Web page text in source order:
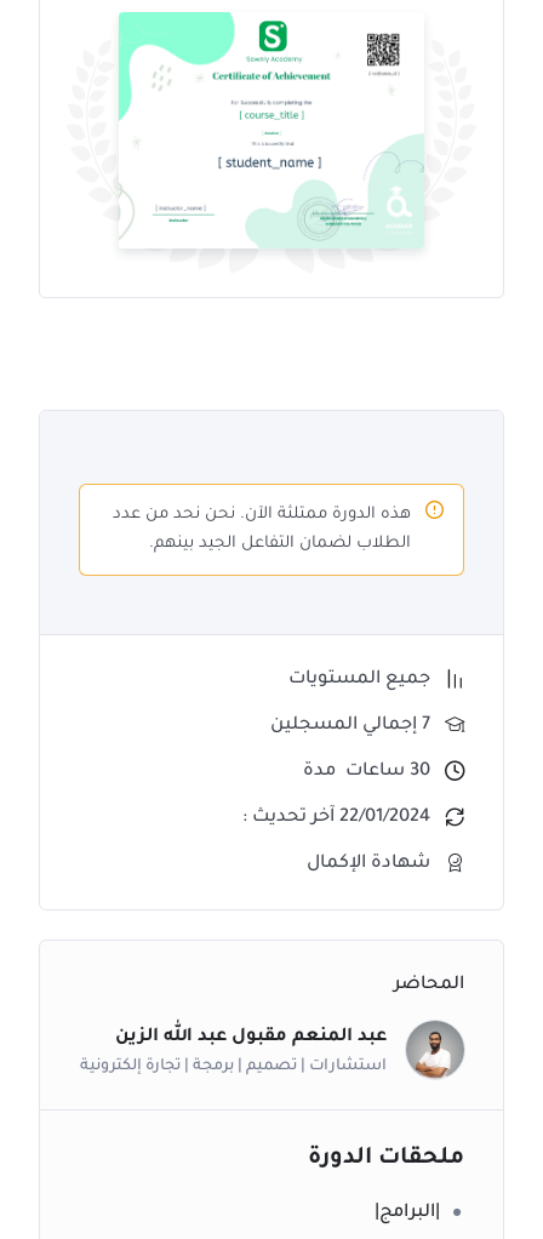
هذه الدورة ممتلئة الآن. نحن نحد من عدد
الطلاب لضمان التفاعل الجيد بينهم.
جميع المستويات
7 إجمالي المسجلين
30 ساعات مدة
22/01/2024 آخر تحديث :
شهادة الإكمال
المحاضر
عبد المنعم مقبول عبد الله الزين
استشارات | تصميم | برمجة | تجارة إلكترونية
ملحقات الدورة
|البرامج|